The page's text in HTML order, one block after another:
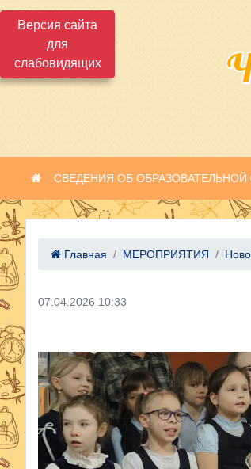
Версия сайта
для
слабовидящих
СВЕДЕНИЯ ОБ ОБРАЗОВАТЕЛЬНОЙ
Главная МЕРОПРИЯТИЯ
07.04.2026 10:33